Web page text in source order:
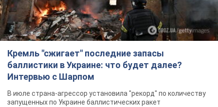
Кремль "сжигает" последние запасы
баллистики в Украине: что будет далее?
Интервью с Шарпом
В июле страна-агрессор установила "рекорд" по количеству
запущенных по Украине баллистических ракет